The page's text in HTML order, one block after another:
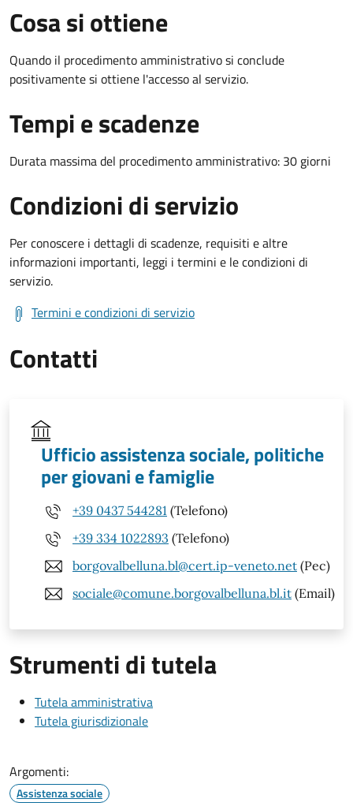
Cosa si ottiene
Quando il procedimento amministrativo si conclude
positivamente si ottiene l'accesso al servizio.
Tempi e scadenze
Durata massima del procedimento amministrativo: 30 giorni
Condizioni di servizio
Per conoscere i dettagli di scadenze, requisiti e altre
informazioni importanti, leggi i termini e le condizioni di
servizio.
Termini e condizioni di servizio
Contatti
Ufficio assistenza sociale, politiche
per giovani e famiglie
+39 0437 544281 (Telefono)
+39 334 1022893 (Telefono)
borgovalbelluna.bl@cert.ip-veneto.net (Pec)
sociale@comune.borgovalbelluna.bl.it (Email)
Strumenti di tutela
Tutela amministrativa
Tutela giurisdizionale
Argomenti:
Assistenza sociale